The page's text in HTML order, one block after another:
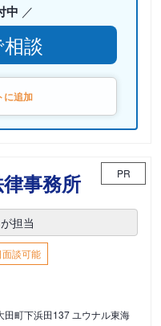
中
談
に追加
事務所 PR
担当
面談可能
田町下浜田137 ユウナル東海